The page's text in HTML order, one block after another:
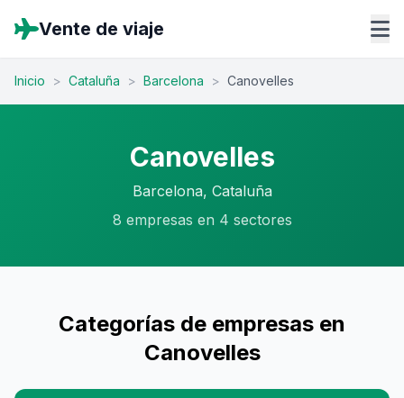
Vente de viaje
Inicio > Cataluña > Barcelona > Canovelles
Canovelles
Barcelona, Cataluña
8 empresas en 4 sectores
Categorías de empresas en
Canovelles